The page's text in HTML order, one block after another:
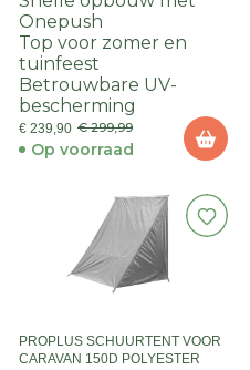
Onepush
Top voor zomer en
tuinfeest
Betrouwbare UV-
bescherming
€ 239,90 € 299,99
Op voorraad
PROPLUS SCHUURTENT VOOR
CARAVAN 150D POLYESTER